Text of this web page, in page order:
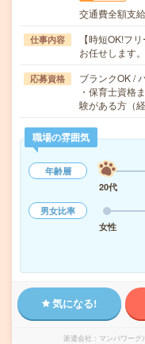
交通費全額支
仕事内容
【時短OK!フ
お任せします
応募資格
ブランクOK /
・保育士資格
験がある方（
職場の雰囲気
年齢層
20代
男女比率
女性
気になる!
派遣会社 マンパワーグ